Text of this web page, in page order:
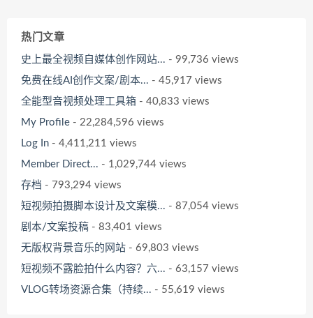
热门文章
史上最全视频自媒体创作网站... - 99,736 views
免费在线AI创作文案/剧本... - 45,917 views
全能型音视频处理工具箱 - 40,833 views
My Profile - 22,284,596 views
Log In - 4,411,211 views
Member Direct... - 1,029,744 views
存档 - 793,294 views
短视频拍摄脚本设计及文案模... - 87,054 views
剧本/文案投稿 - 83,401 views
无版权背景音乐的网站 - 69,803 views
短视频不露脸拍什么内容？六... - 63,157 views
VLOG转场资源合集（持续... - 55,619 views